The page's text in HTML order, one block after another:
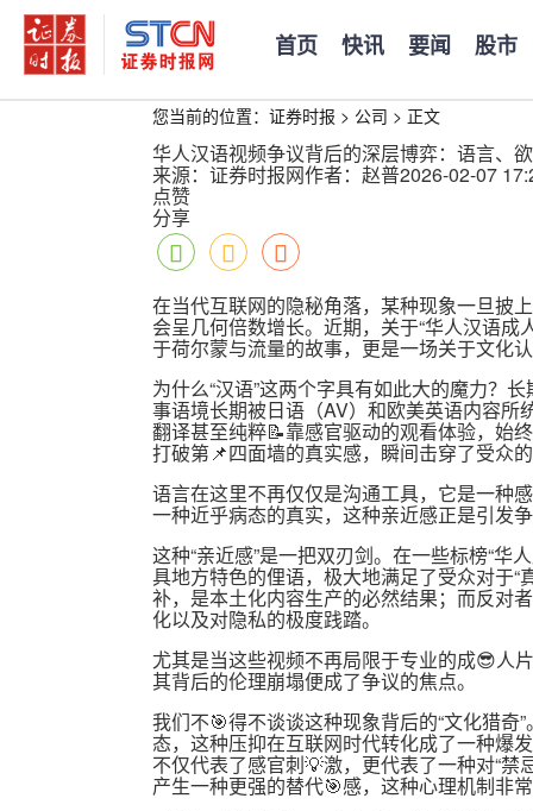
首页 快讯 要闻 股市
您当前的位置： 证券时报 > 公司 > 正文
华人汉语视频争议背后的深层博弈：语言、
来源：证券时报网作者：赵普2026-02-07
点赞
分享
在当代互联网的隐秘角落，某种现象一旦披
会呈几何倍数增长。近期，关于“华人汉语
于荷尔蒙与流量的故事，更是一场关于文化
为什么“汉语”这两个字具有如此大的魔力？
事语境长期被日语（AV）和欧美英语内容
翻译甚至纯粹📝靠感官驱动的观看体验，始
打破第📌四面墙的真实感，瞬间击穿了受众
语言在这里不再仅仅是沟通工具，它是一种
一种近乎病态的真实，这种亲近感正是引发
这种“亲近感”是一把双刃剑。在一些标榜“华
具地方特色的俚语，极大地满足了受众对于
补，是本土化内容生产的必然结果；而反对
化以及对隐私的极度践踏。
尤其是当这些视频不再局限于专业的成😎人
其背后的伦理崩塌便成了争议的焦点。
我们不🎯得不谈谈这种现象背后的“文化猎
态，这种压抑在互联网时代转化成了一种爆
不仅代表了感官刺💡激，更代表了一种对“
产生一种更强的替代🎯感，这种心理机制